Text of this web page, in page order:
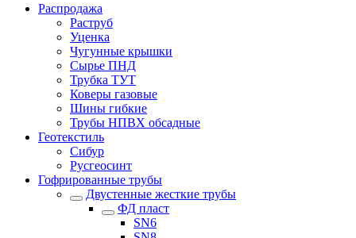
Распродажа
Раструб
Уценка
Чугунные крышки
Сырье ПНД
Трубка ТУТ
Коверы газовые
Шины гибкие
Трубы НПВХ обсадные
Геотекстиль
Сибур
Русгеосинт
Гофрированные трубы
Двустенные жесткие трубы
ФД пласт
SN6